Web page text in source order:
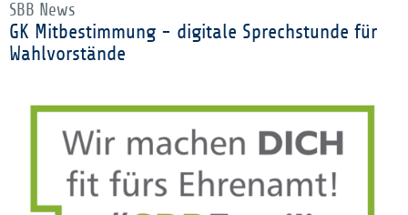
SBB News
GK Mitbestimmung - digitale Sprechstunde für
Wahlvorstände